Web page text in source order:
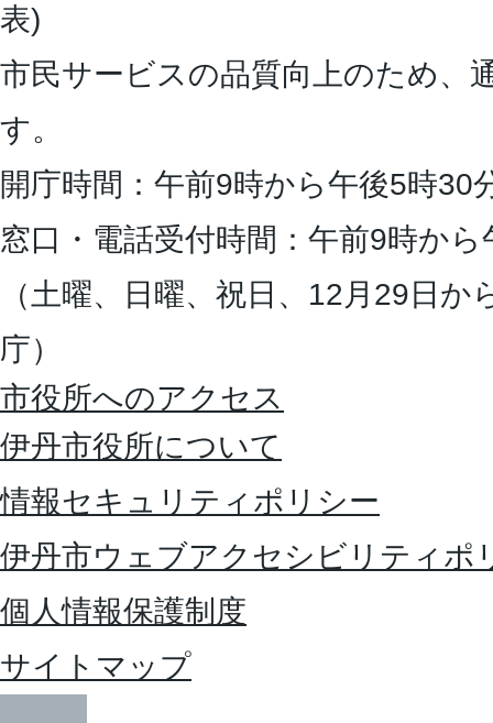
表)
市民サービスの品質向上のため、
す。
開庁時間：午前9時から午後5時30
窓口・電話受付時間：午前9時か
（土曜、日曜、祝日、12月29日
庁）
市役所へのアクセス
伊丹市役所について
情報セキュリティポリシー
伊丹市ウェブアクセシビリティポ
個人情報保護制度
サイトマップ